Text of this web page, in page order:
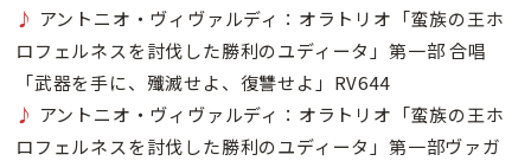
♪ アントニオ・ヴィヴァルディ：オラトリオ「蛮族の王ホ
ロフェルネスを討伐した勝利のユディータ」第一部 合唱
「武器を手に、殲滅せよ、復讐せよ」RV644
♪ アントニオ・ヴィヴァルディ：オラトリオ「蛮族の王ホ
ロフェルネスを討伐した勝利のユディータ」第一部ヴァガ